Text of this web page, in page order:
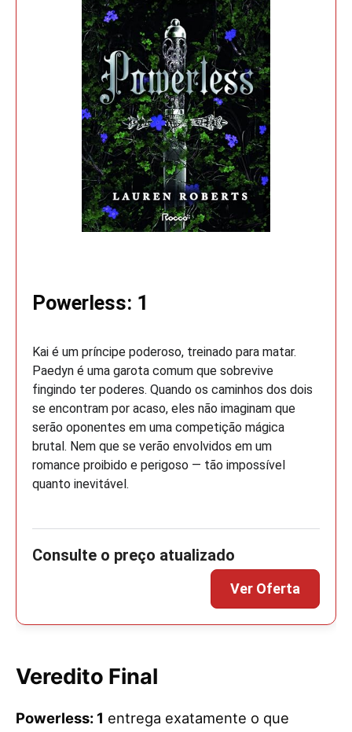
Powerless: 1
Kai é um príncipe poderoso, treinado para matar.
Paedyn é uma garota comum que sobrevive
fingindo ter poderes. Quando os caminhos dos dois
se encontram por acaso, eles não imaginam que
serão oponentes em uma competição mágica
brutal. Nem que se verão envolvidos em um
romance proibido e perigoso ― tão impossível
quanto inevitável.
Veredito Final
Powerless: 1 entrega exatamente o que